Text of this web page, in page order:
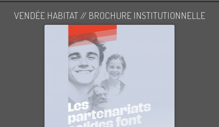
VENDÉE HABITAT // BROCHURE INSTITUTIONNELLE